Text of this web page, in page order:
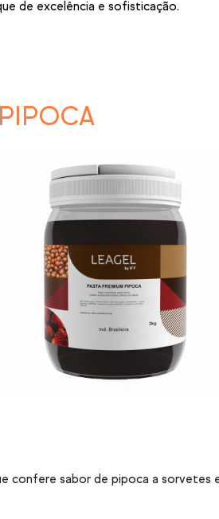
de excelência e sofisticação.
confere sabor de pipoca a sorvetes